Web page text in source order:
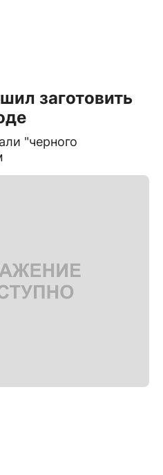
заготовить
"черного